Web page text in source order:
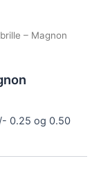
– Magnon
0.25 og 0.50